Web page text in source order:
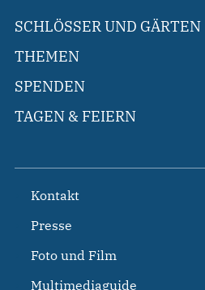
SCHLÖSSER UND GÄRTEN
THEMEN
SPENDEN
TAGEN & FEIERN
Kontakt
Presse
Foto und Film
Multimediaguide